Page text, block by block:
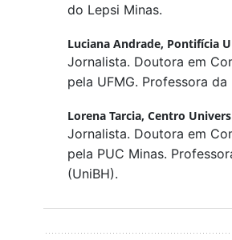
do Lepsi Minas.
Luciana Andrade, Pontifícia
Jornalista. Doutora em
pela UFMG. Professora
Lorena Tarcia, Centro
Jornalista. Doutora em
pela PUC Minas.
(UniBH).